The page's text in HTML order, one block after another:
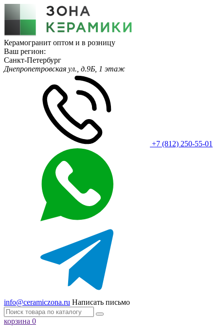
Керамогранит оптом и в розницу
Ваш регион:
Санкт-Петербург
Днепропетровская ул., д.9Б, 1 этаж
+7 (812) 250-55-01
info@ceramiczona.ru Написать письмо
корзина 0